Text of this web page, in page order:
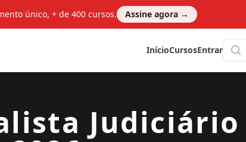
único, + de 400 cursos. Assine agora →
InícioCursosEntrar
Judiciário